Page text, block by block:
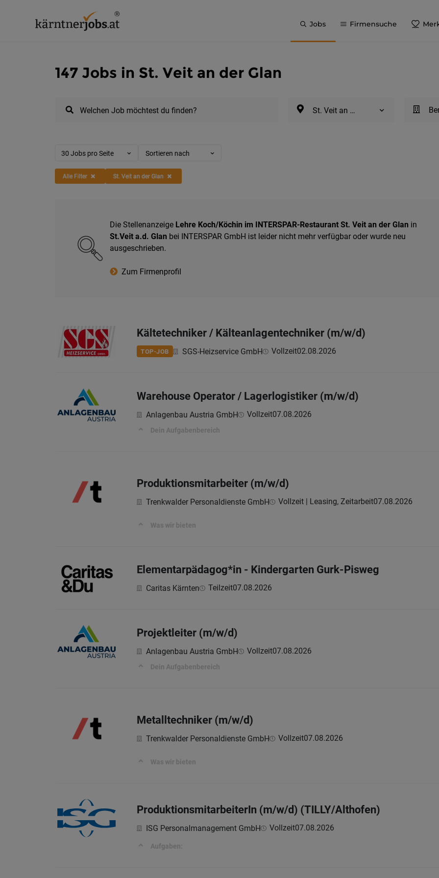
Jobs Firmensuche
147 Jobs in St. Veit an der Glan
Welchen Job möchtest du finden? St. Veit an der Glan
30 Jobs pro Seite Sortieren nach
Alle Filter St. Veit an der Glan
Die Stellenanzeige Lehre Koch/Köchin im INTERSPAR-Restaurant St. Veit an der Glan in
St.Veit a.d. Glan bei INTERSPAR GmbH ist leider nicht mehr verfügbar oder wurde neu
ausgeschrieben.
Zum Firmenprofil
Kältetechniker / Kälteanlagentechniker (m/w/d)
TOP-JOB SGS-Heizservice GmbH Vollzeit02.08.2026
Warehouse Operator / Lagerlogistiker (m/w/d)
Anlagenbau Austria GmbH Vollzeit07.08.2026
Dein Aufgabenbereich
Produktionsmitarbeiter (m/w/d)
Trenkwalder Personaldienste GmbH Vollzeit | Leasing, Zeitarbeit07.08.2026
Was wir bieten
Elementarpädagog*in - Kindergarten Gurk-Pisweg
Caritas Kärnten Teilzeit07.08.2026
Projektleiter (m/w/d)
Anlagenbau Austria GmbH Vollzeit07.08.2026
Dein Aufgabenbereich
Metalltechniker (m/w/d)
Trenkwalder Personaldienste GmbH Vollzeit07.08.2026
Was wir bieten
ProduktionsmitarbeiterIn (m/w/d) (TILLY/Althofen)
ISG Personalmanagement GmbH Vollzeit07.08.2026
Aufgaben: